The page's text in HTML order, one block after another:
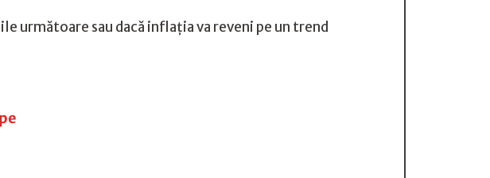
următoare sau dacă inflația va reveni pe un trend